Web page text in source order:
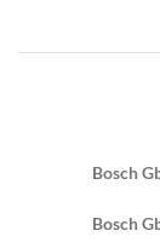
Bosch
Bosch